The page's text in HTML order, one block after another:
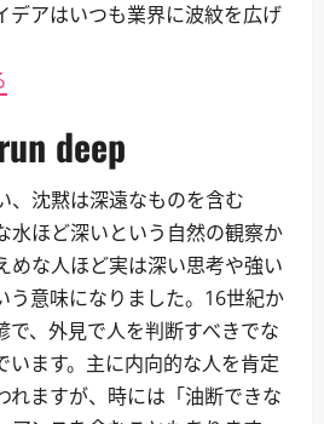
デアはいつも業界に波紋を広げ
deep
、沈黙は深遠なものを含む
水ほど深いという自然の観察か
めな人ほど実は深い思考や強い
う意味になりました。16世紀か
で、外見で人を判断すべきでな
います。主に内向的な人を肯定
れますが、時には「油断できな